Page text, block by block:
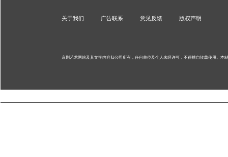
关于我们 广告联系 意见反馈 版权声明
京剧艺术网站及其文字内容归公司所有，任何单位及个人未经许可，不得擅自转载使用。 本